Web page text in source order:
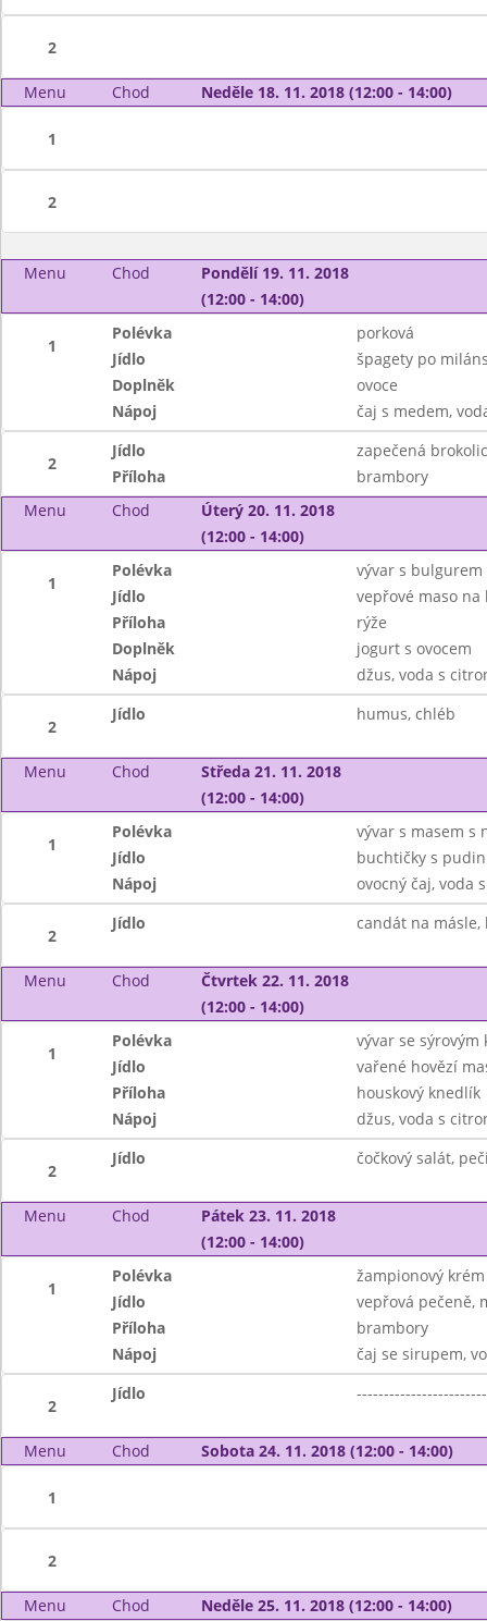
2
Menu Chod Neděle 18. 11. 2018 (12:00 - 14:00)
1
2
Menu Chod
Pondělí 19. 11. 2018
(12:00 - 14:00)
1
Polévka
porková
Jídlo
špagety po
Doplněk
ovoce
Nápoj
čaj s medem,
2
Jídlo
zapečená
Příloha
brambory
Menu
Chod
Úterý 20. 11. 2018
(12:00 - 14:00)
1
Polévka
vývar s bulgurem
Jídlo
vepřové maso na
Příloha
rýže
Doplněk
jogurt s ovocem
Nápoj
džus, voda s
2
Jídlo humus, chléb
Menu Chod
Středa 21. 11. 2018
(12:00 - 14:00)
1
Polévka
vývar s masem s
Jídlo
buchtičky s
Nápoj
ovocný čaj, voda
2
Jídlo candát na másle,
Menu Chod
Čtvrtek 22. 11. 2018
(12:00 - 14:00)
1
Polévka
vývar se sýrovým
Jídlo
vařené hovězí
Příloha
houskový knedlík
Nápoj
džus, voda s
2
Jídlo čočkový salát,
Menu Chod
Pátek 23. 11. 2018
(12:00 - 14:00)
1
Polévka
žampionový krém
Jídlo
vepřová pečeně,
Příloha
brambory
Nápoj
čaj se sirupem,
2
Jídlo
Menu Chod Sobota 24. 11. 2018 (12:00 - 14:00)
1
2
Menu Chod Neděle 25. 11. 2018 (12:00 - 14:00)